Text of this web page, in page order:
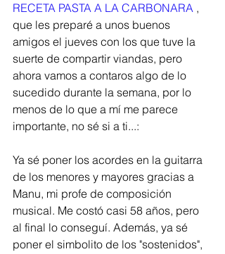
RECETA PASTA A LA CARBONARA ,
que les preparé a unos buenos
amigos el jueves con los que tuve la
suerte de compartir viandas, pero
ahora vamos a contaros algo de lo
sucedido durante la semana, por lo
menos de lo que a mí me parece
importante, no sé si a ti...:
Ya sé poner los acordes en la guitarra
de los menores y mayores gracias a
Manu, mi profe de composición
musical. Me costó casi 58 años, pero
al final lo conseguí. Además, ya sé
poner el simbolito de los "sostenidos",